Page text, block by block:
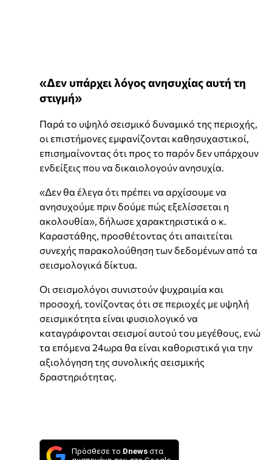
«Δεν υπάρχει λόγος ανησυχίας αυτή τη
στιγμή»
Παρά το υψηλό σεισμικό δυναμικό της περιοχής,
οι επιστήμονες εμφανίζονται καθησυχαστικοί,
επισημαίνοντας ότι προς το παρόν δεν υπάρχουν
ενδείξεις που να δικαιολογούν ανησυχία.
«Δεν θα έλεγα ότι πρέπει να αρχίσουμε να
ανησυχούμε πριν δούμε πώς εξελίσσεται η
ακολουθία», δήλωσε χαρακτηριστικά ο κ.
Καραστάθης, προσθέτοντας ότι απαιτείται
συνεχής παρακολούθηση των δεδομένων από τα
σεισμολογικά δίκτυα.
Οι σεισμολόγοι συνιστούν ψυχραιμία και
προσοχή, τονίζοντας ότι σε περιοχές με υψηλή
σεισμικότητα είναι φυσιολογικό να
καταγράφονται σεισμοί αυτού του μεγέθους, ενώ
τα επόμενα 24ωρα θα είναι καθοριστικά για την
αξιολόγηση της συνολικής σεισμικής
δραστηριότητας.
Πρόσθεσε το Dnews στα